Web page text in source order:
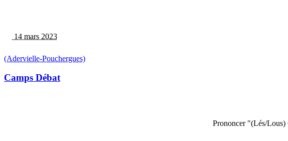
14 mars 2023
(Adervielle-Pouchergues)
Camps Débat
Prononcer "(Lés/Lous)